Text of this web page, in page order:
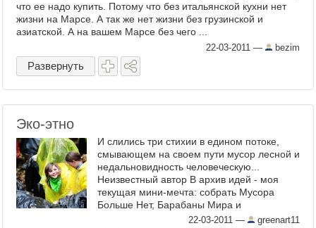
что ее надо купить. Потому что без итальянской кухни нет
жизни на Марсе. А так же нет жизни без грузинской и
азиатской. А на вашем Марсе без чего ...
22-03-2011 — bezim
Развернуть
Эко-этно
И слились три стихии в едином потоке,
смывающем на своем пути мусор лесной и
недальновидность человеческую...
Неизвестный автор В архив идей - моя
текущая мини-мечта: собрать Мусора
Больше Нет, Барабаны Мира и
Пространство 1.9 и замутить ...
22-03-2011 — greenart11